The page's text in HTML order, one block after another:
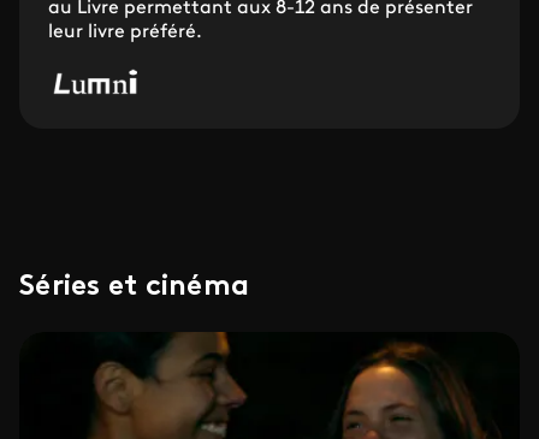
au Livre permettant aux 8-12 ans de présenter
leur livre préféré.
Séries et cinéma